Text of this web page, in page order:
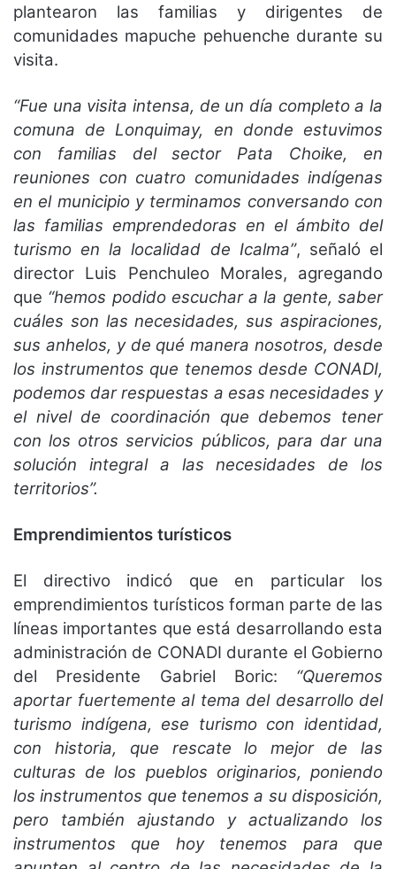
plantearon las familias y dirigentes de
comunidades mapuche pehuenche durante su
visita.
“Fue una visita intensa, de un día completo a la
comuna de Lonquimay, en donde estuvimos
con familias del sector Pata Choike, en
reuniones con cuatro comunidades indígenas
en el municipio y terminamos conversando con
las familias emprendedoras en el ámbito del
turismo en la localidad de Icalma”, señaló el
director Luis Penchuleo Morales, agregando
que “hemos podido escuchar a la gente, saber
cuáles son las necesidades, sus aspiraciones,
sus anhelos, y de qué manera nosotros, desde
los instrumentos que tenemos desde CONADI,
podemos dar respuestas a esas necesidades y
el nivel de coordinación que debemos tener
con los otros servicios públicos, para dar una
solución integral a las necesidades de los
territorios”.
Emprendimientos turísticos
El directivo indicó que en particular los
emprendimientos turísticos forman parte de las
líneas importantes que está desarrollando esta
administración de CONADI durante el Gobierno
del Presidente Gabriel Boric: “Queremos
aportar fuertemente al tema del desarrollo del
turismo indígena, ese turismo con identidad,
con historia, que rescate lo mejor de las
culturas de los pueblos originarios, poniendo
los instrumentos que tenemos a su disposición,
pero también ajustando y actualizando los
instrumentos que hoy tenemos para que